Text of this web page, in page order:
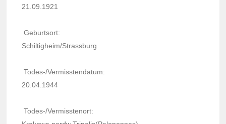
21.09.1921
Geburt­sort:
Schil­ti­gheim/Strass­burg
Todes-/Vermiss­ten­da­tum:
20.04.1944
Todes-/Vermiss­te­nort: